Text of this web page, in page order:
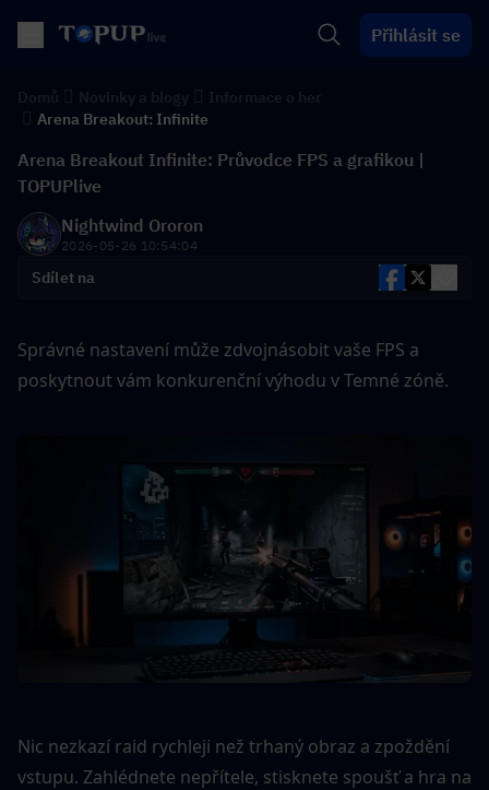
Přihlásit se
Arena Breakout: Infinite
Arena Breakout Infinite: Průvodce FPS a grafikou |
TOPUPlive
Nightwind Ororon
2026-05-26 10:54:04
Sdílet na
Správné nastavení může zdvojnásobit vaše FPS a
poskytnout vám konkurenční výhodu v Temné zóně.
Nic nezkazí raid rychleji než trhaný obraz a zpoždění
vstupu. Zahlédnete nepřítele, stisknete spoušť a hra na